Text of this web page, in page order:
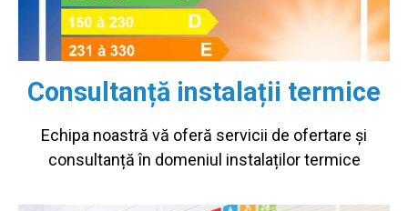
Consultanță instalații termice
Echipa noastră vă oferă servicii de ofertare și
consultanță în domeniul instalaților termice